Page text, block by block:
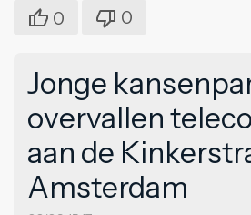
0 0
Jonge
overvallen
aan de
Amsterdam